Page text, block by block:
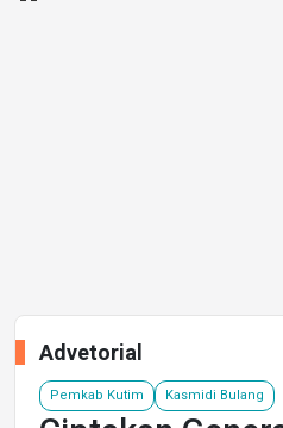
Advetorial
Pemkab Kutim Kasmidi Bulang